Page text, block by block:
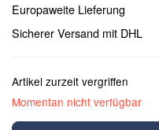
Europaweite Lieferung
Sicherer Versand mit DHL
Artikel zurzeit vergriffen
Momentan nicht verfügbar